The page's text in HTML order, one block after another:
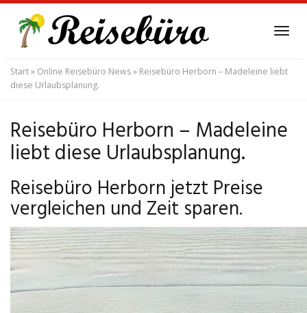
main
content
Start» Online Reisebüro News» Reisebüro Herborn – Madeleine liebt
diese Urlaubsplanung.
Reisebüro Herborn – Madeleine
liebt diese Urlaubsplanung.
Reisebüro Herborn jetzt Preise
vergleichen und Zeit sparen.